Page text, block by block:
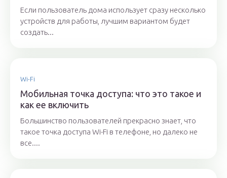
Если пользователь дома использует сразу несколько
устройств для работы, лучшим вариантом будет
создать...
Wi-Fi
Мобильная точка доступа: что это такое и
как ее включить
Большинство пользователей прекрасно знает, что
такое точка доступа Wi-Fi в телефоне, но далеко не
все....